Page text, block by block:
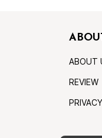
ABOUT
REVIEW